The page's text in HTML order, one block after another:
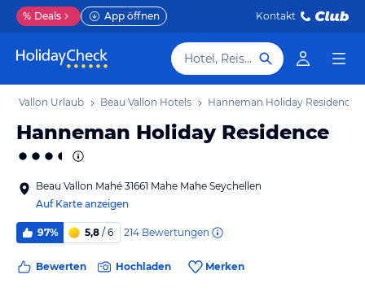
% Deals App öffnen Kontakt
Hotel, Reiseziel
Vallon Urlaub Beau Vallon Hotels Hanneman Holiday Residence
Hanneman Holiday Residence
Beau Vallon Mahé 31661 Mahe Mahe Seychellen
Auf Karte anzeigen
97% 5,8 / 6 214 Bewertungen
Bewerten Hochladen Merken